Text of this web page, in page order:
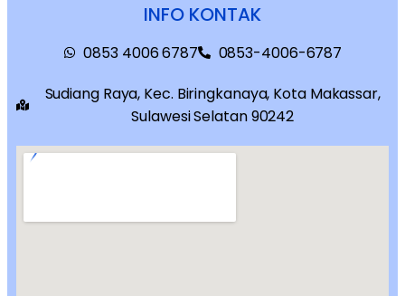
INFO KONTAK
0853 4006 6787
0853-4006-6787
Sudiang Raya, Kec. Biringkanaya, Kota Makassar,
Sulawesi Selatan 90242